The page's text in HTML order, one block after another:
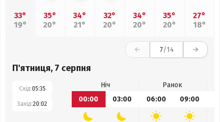
33°
19°
35°
20°
34°
21°
32°
20°
34°
20°
35°
20°
27°
18°
7/14
П'ятниця, 7 серпня
Схід:05:35
Захід:20:02
Ніч
Ранок
00:00
03:00 06:00 09:00